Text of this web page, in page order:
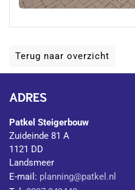
Terug naar overzicht
ADRES
Patkel Steigerbouw
Zuideinde 81 A
1121 DD
Landsmeer
E-mail: planning@patkel.nl